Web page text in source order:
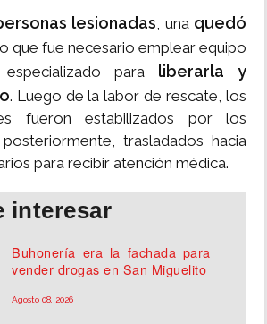
lesionadas, unaquedó
que fue necesario emplear equipo
para liberarla y
. Luego de la labor de rescate, los
fueron estabilizados por los
trasladados hacia
para recibir atención médica.
interesar
Buhonería era la fachada para
vender drogas en San Miguelito
Agosto 08, 2026